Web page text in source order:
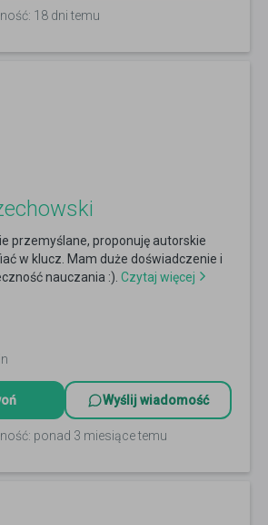
18 dni temu
przemyślane, proponuję autorskie
w klucz. Mam duże doświadczenie i
nauczania :). Czytaj więcej
Wyślij wiadomość
ponad 3 miesiące temu